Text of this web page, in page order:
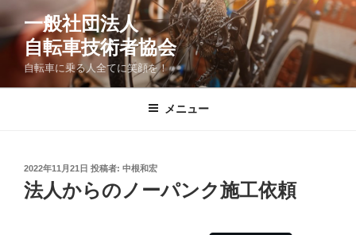
コ
ツ
一般社団法人
自転車技術者協会
自転車に乗る人全てに笑顔を！
メニュー
投
稿
日:
2022年11月21日 投稿者: 中根和宏
法人からのノーパンク施工依頼